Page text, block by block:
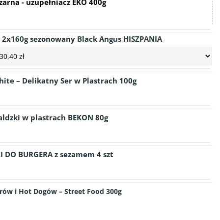
- uzupełniacz EKO 400g
sezonowany Black Angus HISZPANIA
– Delikatny Ser w Plastrach 100g
w plastrach BEKON 80g
BURGERA z sezamem 4 szt
i Hot Dogów – Street Food 300g